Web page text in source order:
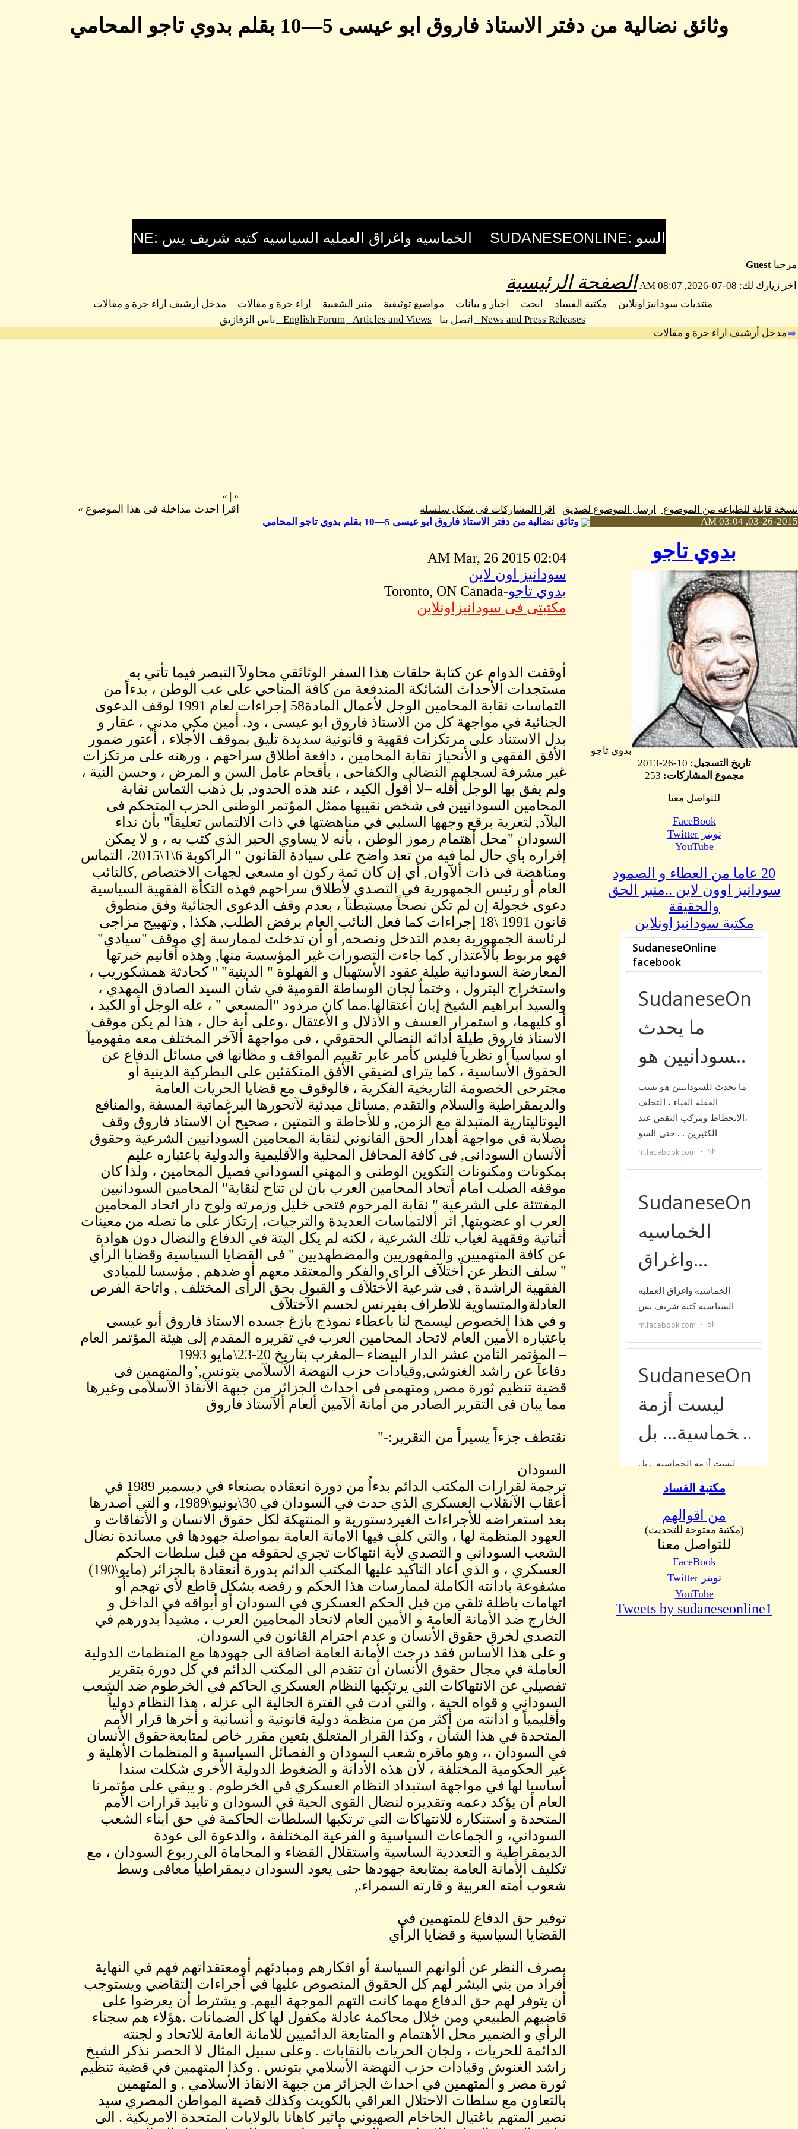
وثائق نضالية من دفتر الاستاذ فاروق ابو عيسى 5—10 بقلم بدوي تاجو المحامي
مرحبا Guest
اخر زيارك لك: 08-07-2026, 08:07 AM
الصفحة الرئيسية
منتديات سودانيزاونلاين مكتبة الفساد ابحث اخبار و بيانات مواضيع توثيقية منبر الشعبية اراء حرة و مقالات
مدخل أرشيف اراء حرة و مقالات
News and Press Releases
اتصل بنا Articles and Views
English Forum
ناس الزقازيق
مدخل أرشيف اراء حرة و مقالات
نسخة قابلة للطباعة من الموضوع ارسل الموضوع لصديق اقرا المشاركات فى شكل سلسلة
«
|
»
اقرا احدث مداخلة فى هذا الموضوع »
03-26-2015, 03:04 AM
بدوي تاجو
بدوي تاجو
تاريخ التسجيل:
مجموع المشاركات:
للتواصل معنا
FaceBook
تويتر Twitter
YouTube
20 عاما من العطاء و الصمود
سودانيز اوون لاين ..منبر الحق
والحقيقة
مكتبة سودانيزاونلاين
مكتبة الفساد
من اقوالهم
(مكتبة مفتوحة للتحديث)
للتواصل معنا
FaceBook
تويتر Twitter
YouTube
Tweets by sudaneseonline1
وثائق نضالية من دفتر الاستاذ فاروق ابو عيسى 5—10 بقلم بدوي تاجو المحامي
02:04 AM Mar, 26 2015
سودانيز اون لاين
بدوي تاجو-Toronto, ON Canada
مكتبتى فى سودانيزاونلاين
أوقفت الدوام عن كتابة حلقات هذا السفر الوثائقي محاولآ التبصر فيما تأتي به
مستجدات الأحداث الشائكة المندفعة من كافة المناحي على عب الوطن ، بدءاً من
التماسات نقابة المحامين الوجل لأعمال المادة58 إجراءات لعام 1991 لوقف الدعوى
الجنائية في مواجهة كل من الاستاذ فاروق ابو عيسى ، ود. أمين مكي مدني ، عقار و
بدل الاستناد على مرتكزات فقهية و قانونية سديدة تليق بموقف الأجلاء ، أعتور ضمور
الأفق الفقهي و الأنحياز نقابة المحامين ، دافعة أطلاق سراحهم ، ورهنه على مرتكزات
غير مشرفة لسجلهم النضالى والكفاحى ، بأقحام عامل السن و المرض ، وحسن النية ،
ولم يفق بها الوجل أقله –لا أقول الكيد ، عند هذه الحدود, بل ذهب التماس نقابة
المحامين السودانيين فى شخص نقيبها ممثل المؤتمر الوطنى الحزب المتحكم فى
البلآد, لتعرية برقع وجهها السلبي في مناهضتها في ذات الالتماس تعليقاً" بأن نداء
السودان "محل أهتمام رموز الوطن ، بأنه لا يساوي الحبر الذي كتب به ، و لا يمكن
إقراره بأي حال لما فيه من تعد واضح على سيادة القانون " الراكوبة 6\1\2015، التماس
ومناهضة فى ذات ألآوان, أي إن كان ثمة ركون او مسعى لجهات الاختصاص ,كالنائب
العام أو رئيس الجمهورية في التصدي لأطلاق سراحهم فهذه التكأة الفقهية السياسية
دعوى خجولة إن لم تكن نصحاً مستبطنآ ، بعدم وقف الدعوى الجنائية وفق منطوق
قانون 1991 \18 إجراءات كما فعل النائب العام برفض الطلب, هكذا , وتهييج مزاجى
لرئاسة الجمهورية بعدم التدخل ونصحه, أو أن تدخلت لممارسة إي موقف "سيادي"
فهو مربوط بألآعتذار, كما جاءت التصورات غير المؤسسة منها, وهذه أقانيم خبرتها
المعارضة السودانية طيلة عقود الأستهبال و الفهلوة " الدينية" " كحادثة همشكوريب ،
واستخراج البترول ، وختماٌ لجان الوساطة القومية في شأن السيد الصادق المهدي ،
والسيد أبراهيم الشيخ إبان أعتقالها.مما كان مردود "المسعي " ، عله الوجل أو الكيد ،
أو كليهما، و استمرار العسف و الأذلال و الأعتقال ،وعلى أية حال ، هذا لم يكن موقف
الاستاذ فاروق طيلة أدائه النضالي الحقوقي ، فى مواجهة ألآخر المختلف معه مفهوميآ
او سياسيآ أو نظريآ فليس كأمر عابر تقييم المواقف و مظانها في مسائل الدفاع عن
الحقوق الأساسية ، كما يتراى لضيقي الأفق المنكفئين على البطركية الدينية أو
مجترحى الخصومة التاريخية الفكرية ، فالوقوف مع قضايا الحريات العامة
والديمقراطية والسلام والتقدم ,مسائل مبدئية لآتحورها البرغماتية المسفة ,والمنافع
اليوتاليتارية المتبدلة مع الزمن, و للأحاطة و التمتين ، صحيح أن الاستاذ فاروق وقف
بصلابة في مواجهة أهدار الحق القانوني لنقابة المحامين السودانيين الشرعية وحقوق
ألآنسان السودانى, فى كافة المحافل المحلية والآقليمية والدولية باعتباره عليم
بمكونات ومكنونات التكوين الوطنى و المهني السوداني فصيل المحامين ، ولذا كان
موقفه الصلب امام أتحاد المحامين العرب بان لن تتاح لنقابة" المحامين السودانيين
المفتتئة على الشرعية " نقابة المرحوم فتحى خليل وزمرته ولوج دار اتحاد المحامين
العرب او عضويتها, اثر ألالتماسات العديدة والترجيات، إرتكاز على ما تصله من معينات
أثباتية وفقهية لغياب تلك الشرعية ، لكنه لم يكل البتة في الدفاع والنضال دون هوادة
عن كافة المتهميين, والمقهوريين والمضطهديين " فى القضايا السياسية وقضايا الرأي
" سلف النظر عن أختلآف الراى والفكر والمعتقد معهم أو ضدهم , مؤسسا للمبادى
الفقهية الراشدة , فى شرعية الأختلآف و القبول بحق الرأى المختلف , واتاحة الفرص
العادلةوالمتساوية للاطراف بفيرنس لحسم الآختلآف
و في هذا الخصوص ليسمح لنا باعطاء نموذج بازغ جسده الاستاذ فاروق أبو عيسى
باعتباره الأمين العام لاتحاد المحامين العرب في تقريره المقدم إلى هيئة المؤتمر العام
– المؤتمر الثامن عشر الدار البيضاء –المغرب بتاريخ 20-23\مايو 1993
دفاعآ عن راشد الغنوشى,وقيادات حزب النهضة الآسلآمى بتونس,’والمتهمين فى
قضية تنظيم ثورة مصر, ومتهمى فى احداث الجزائر من جبهة الآنقاذ الآسلآمى وغيرها
مما يبان فى التقرير الصادر من أمانة ألآمين ألعام ألآستاذ فاروق
نقتطف جزءاً يسيراً من التقرير:-"
السودان
ترجمة لقرارات المكتب الدائم بدءاُ من دورة انعقاده بصنعاء في ديسمبر 1989 في
أعقاب الآنقلاب العسكري الذي حدث في السودان في 30\يونيو\1989، و التي أصدرها
بعد استعراضه للأجراءات الغيردستورية و المنتهكة لكل حقوق الانسان و الأتفاقات و
العهود المنظمة لها ، والتي كلف فيها الامانة العامة بمواصلة جهودها في مساندة نضال
الشعب السوداني و التصدي لأية انتهاكات تجري لحقوقه من قبل سلطات الحكم
العسكري ، و الذي أعاد التاكيد عليها المكتب الدائم بدورة أنعقادة بالجزائر (مايو\190)
مشفوعة بادانته الكاملة لممارسات هذا الحكم و رفضه بشكل قاطع لأي تهجم أو
اتهامات باطلة تلقي من قبل الحكم العسكري في السودان أو أبواقه في الداخل و
الخارج ضد الأمانة العامة و الأمين العام لاتحاد المحامين العرب ، مشيداُ بدورهم في
التصدي لخرق حقوق الأنسان و عدم احترام القانون في السودان.
و على هذا الأساس فقد درجت الأمانة العامة اضافة الى جهودها مع المنظمات الدولية
العاملة في مجال حقوق الأنسان أن تتقدم الى المكتب الدائم في كل دورة بتقرير
تفصيلي عن الانتهاكات التي يرتكبها النظام العسكري الحاكم في الخرطوم ضد الشعب
السوداني و قواه الحية ، والتي أدت في الفترة الحالية الى عزله ، هذا النظام دولياً
وأقليمياً و ادانته من أكثر من من منظمة دولية قانونية و أنسانية و أخرها قرار الأمم
المتحدة في هذا الشأن ، وكذا القرار المتعلق بتعين مقرر خاص لمتابعةحقوق الأنسان
في السودان ،، وهو ماقره شعب السودان و الفصائل السياسية و المنظمات الأهلية و
غير الحكومية المختلفة ، لأن هذه الأدانة و الضغوط الدولية الأخرى شكلت سندا
أساسيا لها في مواجهة استبداد النظام العسكري في الخرطوم . و يبقي على مؤتمرنا
العام أن يؤكد دعمه وتقديره لنضال القوى الحية في السودان و تاييد قرارات الأمم
المتحدة و استنكاره للانتهاكات التي ترتكبها السلطات الحاكمة في حق ابناء الشعب
السوداني، و الجماعات السياسية و الفرعية المختلفة ، والدعوة الى عودة
الديمقراطية و التعددية الساسية واستقلال القضاء و المحاماة الى ربوع السودان ، مع
تكليف الأمانة العامة بمتابعة جهودها حتى يعود السودان ديمقراطياُ معافى وسط
شعوب أمته العربية و قارته السمراء.,
توفير حق الدفاع للمتهمين في
القضايا السياسية و قضايا الرأي
بصرف النظر عن ألوانهم السياسة أو افكارهم ومبادئهم أومعتقداتهم فهم في النهاية
أفراد من بني البشر لهم كل الحقوق المنصوص عليها في أجراءات التقاضي ويستوجب
أن يتوفر لهم حق الدفاع مهما كانت التهم الموجهة اليهم. و يشترط أن يعرضوا على
قاضيهم الطبيعي ومن خلال محاكمة عادلة مكفول لها كل الضمانات .هؤلاء هم سجناء
الرأي و الضمير محل الأهتمام و المتابعة الدائميين للامانة العامة للاتحاد و لجنته
الدائمة للحريات ، ولجان الحريات بالنقابات . وعلى سبيل المثال لا الحصر نذكر الشيخ
راشد الغنوش وقيادات حزب النهضة الأسلامي بتونس . وكذا المتهمين في قضية تنظيم
ثورة مصر و المتهمين في احداث الجزائر من جبهة الانقاذ الأسلامي . و المتهمين
بالتعاون مع سلطات الاحتلال العراقي بالكويت وكذلك قضية المواطن المصري سيد
نصير المتهم باغتيال الحاخام الصهيوني ماثير كاهانا بالولايات المتحدة الامريكية . الى